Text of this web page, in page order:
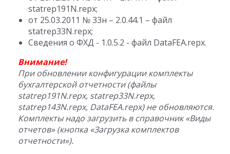
statrep191N.repx;
от 25.03.2011 № 33н – 2.0.44.1 – файл
statrep33N.repx;
Сведения о ФХД - 1.0.5.2 - файл DataFEA.repx.
Внимание!
При обновлении конфигурации комплекты
бухгалтерской отчетности (файлы
statrep191N.repx, statrep33N.repx,
statrep143N.repx, DataFEA.repx) не обновляются.
Комплекты надо загрузить в справочник «Виды
отчетов» (кнопка «Загрузка комплектов
отчетности»).